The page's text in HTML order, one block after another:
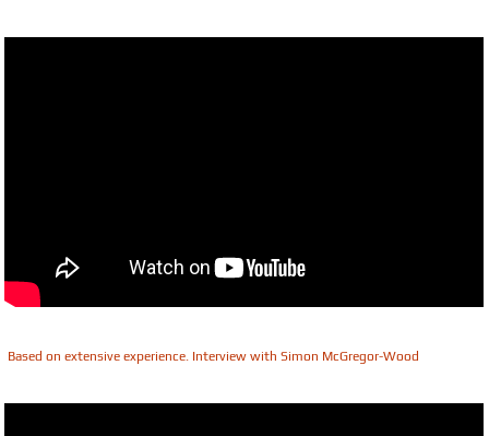
Based on extensive experience. Interview with Simon McGregor-Wood